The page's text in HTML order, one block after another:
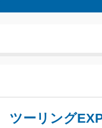
ツーリング